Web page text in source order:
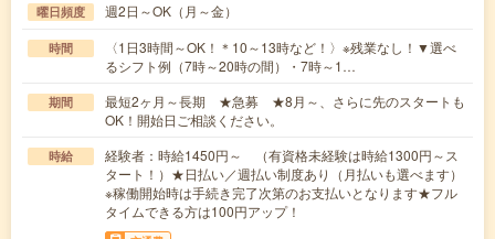
曜日頻度 週2日～OK（月～金）
時間
〈1日3時間～OK！＊10～13時など！〉※残業なし！▼選べ
るシフト例（7時～20時の間）・7時～1…
期間
最短2ヶ月～長期 ★急募 ★8月～、さらに先のスタートも
OK！開始日ご相談ください。
時給
経験者：時給1450円～ （有資格未経験は時給1300円～ス
タート！）★日払い／週払い制度あり（月払いも選べます）
※稼働開始時は手続き完了次第のお支払いとなります★フル
タイムできる方は100円アップ！